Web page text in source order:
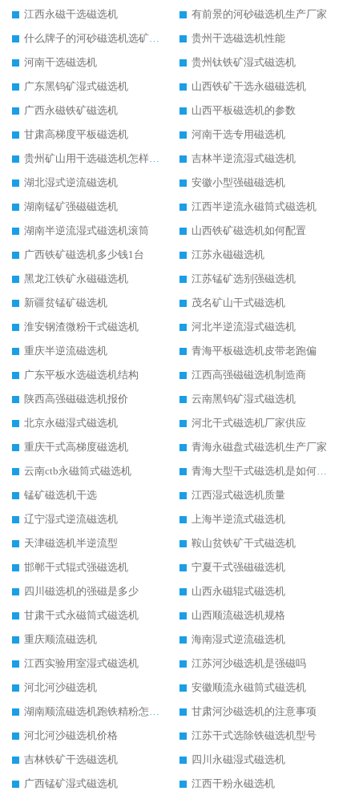
江西永磁干选磁选机
有前景的河砂磁选机生产厂家
什么牌子的河砂磁选机选矿效果好
贵州干选磁选机性能
河南干选磁选机
贵州钛铁矿湿式磁选机
广东黑钨矿湿式磁选机
山西铁矿干选永磁磁选机
广西永磁铁矿磁选机
山西平板磁选机的参数
甘肃高梯度平板磁选机
河南干选专用磁选机
贵州矿山用干选磁选机怎样调磁
吉林半逆流湿式磁选机
湖北湿式逆流磁选机
安徽小型强磁磁选机
湖南锰矿强磁磁选机
江西半逆流永磁筒式磁选机
湖南半逆流湿式磁选机滚筒
山西铁矿磁选机如何配置
广西铁矿磁选机多少钱1台
江苏永磁磁选机
黑龙江铁矿永磁磁选机
江苏锰矿选别强磁选机
新疆贫锰矿磁选机
茂名矿山干式磁选机
淮安钢渣微粉干式磁选机
河北半逆流湿式磁选机
重庆半逆流磁选机
青海平板磁选机皮带老跑偏
广东平板水选磁选机结构
江西高强磁磁选机制造商
陕西高强磁磁选机报价
云南黑钨矿湿式磁选机
北京永磁湿式磁选机
河北干式磁选机厂家供应
重庆干式高梯度磁选机
青海永磁盘式磁选机生产厂家
云南ctb永磁筒式磁选机
青海大型干式磁选机是如何选矿的
锰矿磁选机干选
江西湿式磁选机质量
辽宁湿式逆流磁选机
上海半逆流式磁选机
天津磁选机半逆流型
鞍山贫铁矿干式磁选机
邯郸干式辊式强磁选机
宁夏干式强磁磁选机
四川磁选机的强磁是多少
山西永磁辊式磁选机
甘肃干式永磁筒式磁选机
山西顺流磁选机规格
重庆顺流磁选机
海南湿式逆流磁选机
江西实验用室湿式磁选机
江苏河沙磁选机是强磁吗
河北河沙磁选机
安徽顺流永磁筒式磁选机
湖南顺流磁选机跑铁精粉怎么处理
甘肃河沙磁选机的注意事项
河北河沙磁选机价格
江苏干式选除铁磁选机型号
吉林铁矿干选磁选机
四川永磁湿式磁选机
广西锰矿湿式磁选机
江西干粉永磁选机